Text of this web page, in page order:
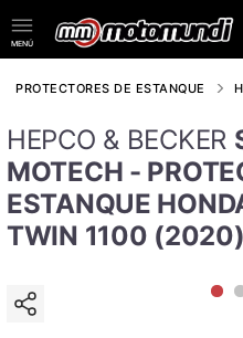
MENÚ
PROTECTORES DE ESTANQUE
HEPCO & BECKER
MOTECH -
ESTANQUE
TWIN 1100 (2020)